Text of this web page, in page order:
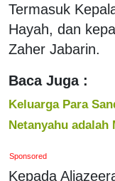
Termasuk
Hayah, dan
Zaher Jabarin.
Baca Juga :
Keluarga Para
Netanyahu adalah
Sponsored
Kepada